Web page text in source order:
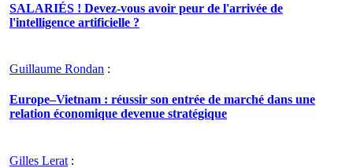
SALARIÉS ! Devez-vous avoir peur de l'arrivée de
l'intelligence artificielle ?
Guillaume Rondan :
Europe–Vietnam : réussir son entrée de marché dans une
relation économique devenue stratégique
Gilles Lerat :